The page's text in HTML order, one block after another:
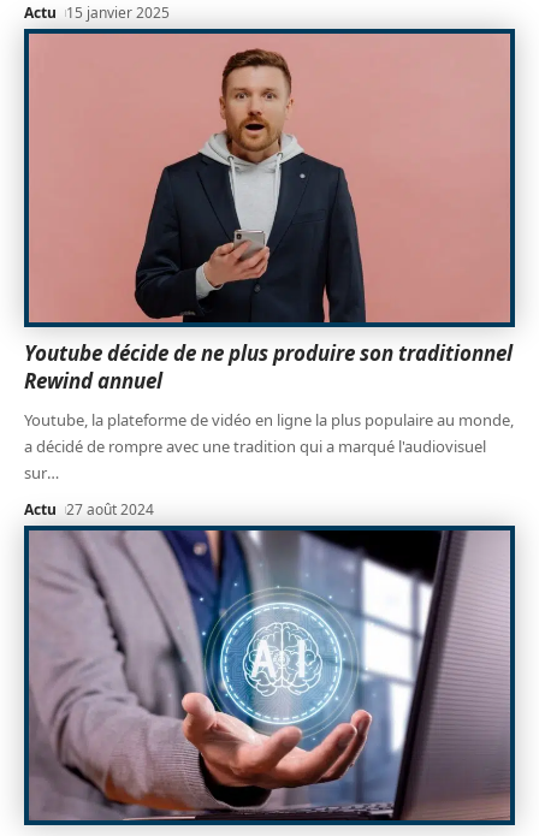
Actu 15 janvier 2025
Youtube décide de ne plus produire son traditionnel
Rewind annuel
Youtube, la plateforme de vidéo en ligne la plus populaire au monde,
a décidé de rompre avec une tradition qui a marqué l'audiovisuel
sur…
Actu 27 août 2024